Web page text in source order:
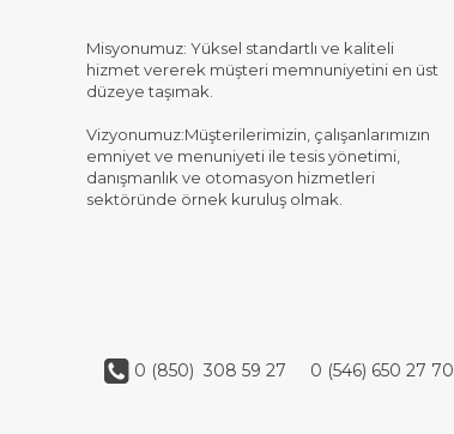
Misyonumuz: Yüksel standartlı ve kaliteli
hizmet vererek müşteri memnuniyetini en üst
düzeye taşımak.
Vizyonumuz:Müşterilerimizin, çalışanlarımızın
emniyet ve menuniyeti ile tesis yönetimi,
danışmanlık ve otomasyon hizmetleri
sektöründe örnek kuruluş olmak.
0 (850) 308 59 27 0 (546) 650 27 70